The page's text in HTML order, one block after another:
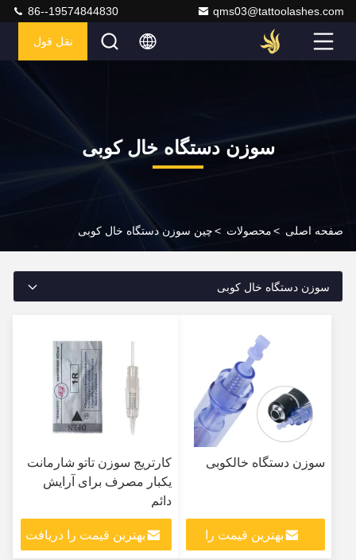
qms03@tattoolashes.com
86--19574844830
نقل قول
سوزن دستگاه خال کوبی
صفحه اصلی >محصولات >چین سوزن دستگاه خال کوبی
سوزن دستگاه خال کوبی
سوزن دستگاه خالکوبی
بهترین قیمت را
کارتریج سوزن تاتو شارمانت
یکبار مصرف برای آرایش
دائم
بهترین قیمت را دریافت